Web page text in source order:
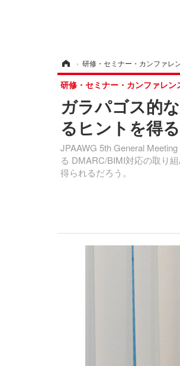
› 研修・セミナー・カンファレ
ガラパゴス的
るヒントを得
JPAAWG 5th General
る DMARC/BIMI対応の取り
得られるだろう。
研修・セミナー・カンファレン